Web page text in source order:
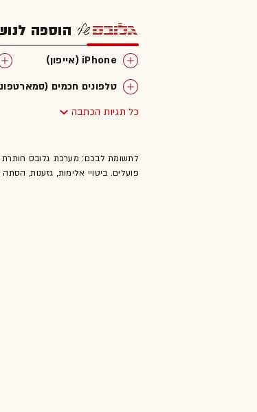
הוספה
iPhone (אייפון)
טלפונים חכמים
app store
כל תגיות הכתבה
לתשומת לבכם: מערכת גלובס חותרת
פועלים. ביטויי אלימות, גזענות,